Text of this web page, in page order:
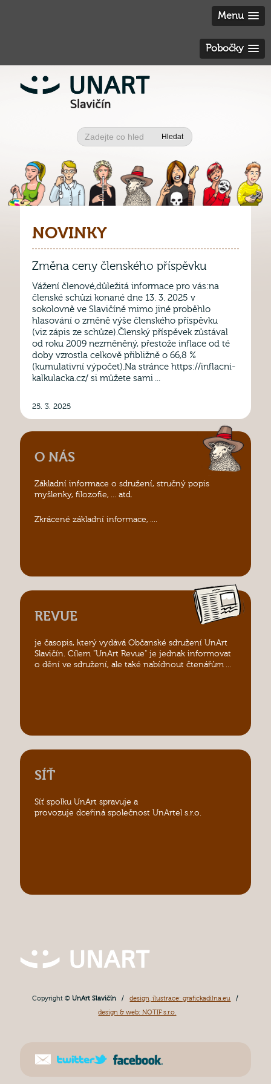
Menu
Pobočky
Hledat
NOVINKY
Změna ceny členského příspěvku
Vážení členové,důležitá informace pro vás:na
členské schůzi konané dne 13. 3. 2025 v
sokolovně ve Slavičíně mimo jiné proběhlo
hlasování o změně výše členského příspěvku
(viz zápis ze schůze).Členský příspěvek zůstával
od roku 2009 nezměněný, přestože inflace od té
doby vzrostla celkově přibližně o 66,8 %
(kumulativní výpočet).Na stránce https://inflacni-
kalkulacka.cz/ si můžete sami ...
25. 3. 2025
O NÁS
Základní informace o sdružení, stručný popis
myšlenky, filozofie, ... atd.
Zkrácené základní informace, ....
REVUE
je časopis, který vydává Občanské sdružení UnArt
Slavičín. Cílem "UnArt Revue" je jednak informovat
o dění ve sdružení, ale také nabídnout čtenářům ...
SÍŤ
Síť spolku UnArt spravuje a
provozuje dceřináspolečnost UnArtel s.r.o.
Copyright ©UnArt Slavičín /design, ilustrace: grafickadilna.eu /
design & web: NOTIF s.r.o.